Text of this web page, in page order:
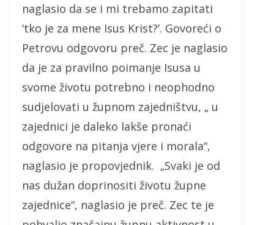
naglasio da se i mi trebamo zapitati
‘tko je za mene Isus Krist?’. Govoreći o
Petrovu odgovoru preč. Zec je naglasio
da je za pravilno poimanje Isusa u
svome životu potrebno i neophodno
sudjelovati u župnom zajedništvu, „ u
zajednici je daleko lakše pronaći
odgovore na pitanja vjere i morala“,
naglasio je propovjednik. „Svaki je od
nas dužan doprinositi životu župne
zajednice“, naglasio je preč. Zec te je